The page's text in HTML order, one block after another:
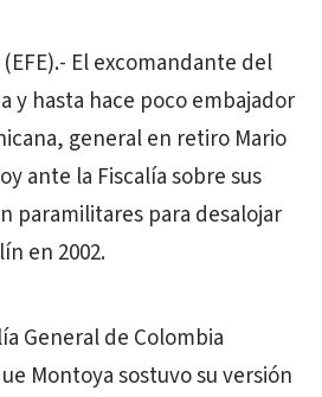
El excomandante del
y hasta hace poco embajador
general en retiro Mario
ante la Fiscalía sobre sus
paramilitares para desalojar
en 2002.
General de Colombia
Montoya sostuvo su versión